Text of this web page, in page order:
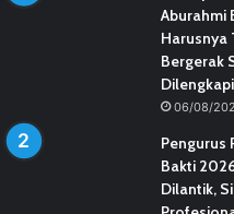
Aburahmi
Harusnya
Bergerak
Dilengkapi
06/08/
Pengurus
Bakti
Dilantik,